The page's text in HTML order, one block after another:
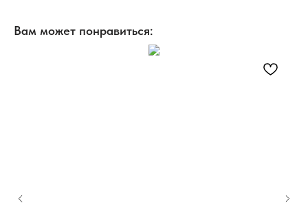
Вам может понравиться: